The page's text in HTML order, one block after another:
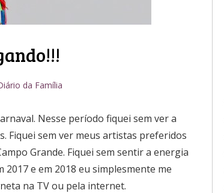
da Família
Nesse período fiquei sem ver a
Fiquei sem ver meus artistas preferidos
Grande. Fiquei sem sentir a energia
2017 e em 2018 eu simplesmente me
na TV ou pela internet.